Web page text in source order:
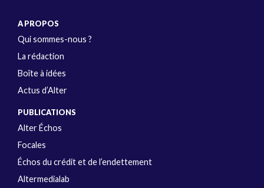
A PROPOS
Qui sommes-nous ?
La rédaction
Boîte à idées
Actus d’Alter
PUBLICATIONS
Alter Échos
Focales
Échos du crédit et de l’endettement
Altermedialab